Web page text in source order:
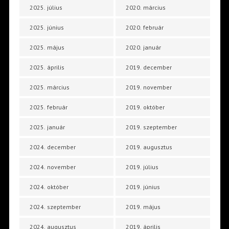
2025. július
2025. június
2025. május
2025. április
2025. március
2025. február
2025. január
2024. december
2024. november
2024. október
2024. szeptember
2024. augusztus
2020. március
2020. február
2020. január
2019. december
2019. november
2019. október
2019. szeptember
2019. augusztus
2019. július
2019. június
2019. május
2019. április